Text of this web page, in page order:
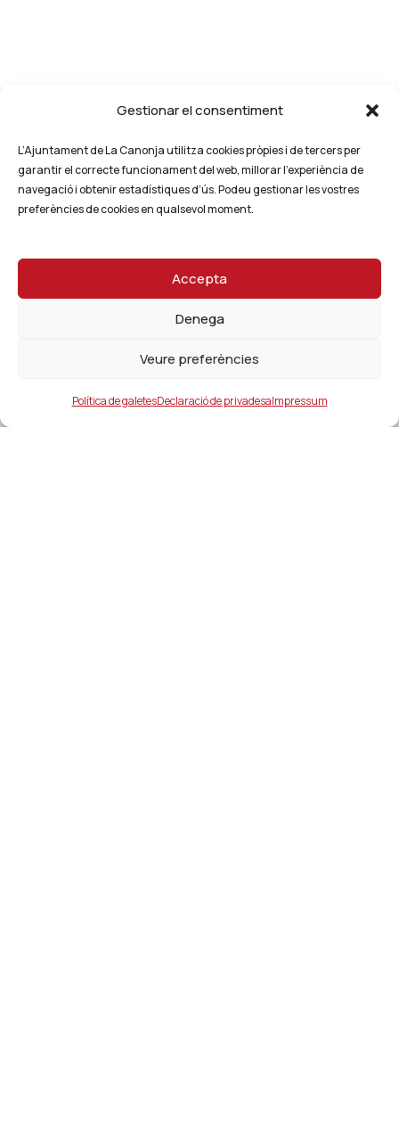
Gestionar el consentiment
L’Ajuntament de La Canonja utilitza cookies pròpies i de tercers per
garantir el correcte funcionament del web, millorar l’experiència de
navegació i obtenir estadístiques d’ús. Podeu gestionar les vostres
preferències de cookies en qualsevol moment.
Accepta
Denega
Veure preferències
Política de galetesDeclaració de privadesaImpressum